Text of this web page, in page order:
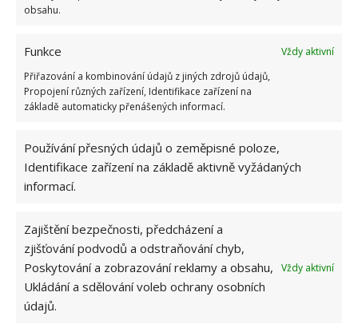
obsahu.
Funkce
Vždy aktivní
Přiřazování a kombinování údajů z jiných zdrojů údajů,
Propojení různých zařízení, Identifikace zařízení na
základě automaticky přenášených informací.
Používání přesných údajů o zeměpisné poloze,
Identifikace zařízení na základě aktivně vyžádaných
informací.
Zajištění bezpečnosti, předcházení a
zjišťování podvodů a odstraňování chyb,
Poskytování a zobrazování reklamy a obsahu,
Ukládání a sdělování voleb ochrany osobních
údajů.
Vždy aktivní
spaní.